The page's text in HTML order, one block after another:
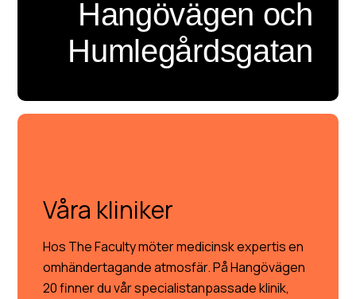
Hangövägen och
Humlegårdsgatan
Våra kliniker
Hos The Faculty möter medicinsk expertis en
omhändertagande atmosfär. På Hangövägen
20 finner du vår specialistanpassade klinik,